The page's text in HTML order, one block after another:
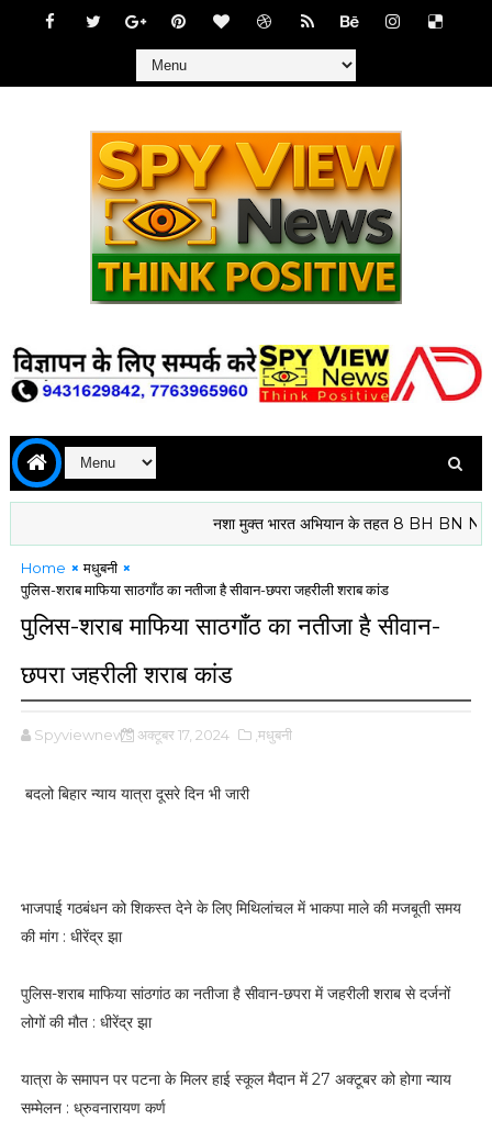
नशा मुक्त भारत अभियान के तहत 8 BH BN NCC
Home
मधुबनी
पुलिस-शराब माफिया साठगाँठ का नतीजा है सीवान-छपरा जहरीली शराब कांड
पुलिस-शराब माफिया साठगाँठ का नतीजा है सीवान-
छपरा जहरीली शराब कांड
Spyviewnews अक्टूबर 17, 2024 ,मधुबनी
बदलो बिहार न्याय यात्रा दूसरे दिन भी जारी
भाजपाई गठबंधन को शिकस्त देने के लिए मिथिलांचल में भाकपा माले की मजबूती समय
की मांग : धीरेंद्र झा
पुलिस-शराब माफिया सांठगांठ का नतीजा है सीवान-छपरा में जहरीली शराब से दर्जनों
लोगों की मौत : धीरेंद्र झा
यात्रा के समापन पर पटना के मिलर हाई स्कूल मैदान में 27 अक्टूबर को होगा न्याय
सम्मेलन : ध्रुवनारायण कर्ण